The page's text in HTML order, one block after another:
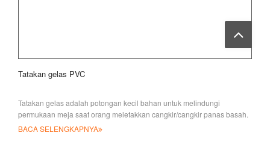
Tatakan gelas PVC
Tatakan gelas adalah potongan kecil bahan untuk melindungi
permukaan meja saat orang meletakkan cangkir/cangkir panas basah.
T
BACA SELENGKAPNYA